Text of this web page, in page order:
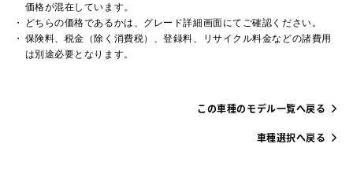
価格が混在しています。
どちらの価格であるかは、グレード詳細画面にてご確認ください。
保険料、税金（除く消費税）、登録料、リサイクル料金などの諸費用
は別途必要となります。
この車種のモデル一覧へ戻る
車種選択へ戻る